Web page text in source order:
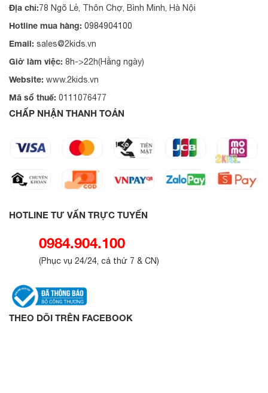
nước, ẩm thấp
Kết nối sản phẩm với nguồn điện ổn định, an toàn
Hình ảnh thực tế
Địa chỉ:78 Ngõ Lẻ, Thôn Chợ, Bình Minh, Hà Nội
Hotline mua hàng: 0984904100
Email: sales@2kids.vn
Giờ làm việc: 8h->22h(Hằng ngày)
Website: www.2kids.vn
Mã số thuế: 0111076477
CHẤP NHẬN THANH TOÁN
HOTLINE TƯ VẤN TRỰC TUYẾN
0984.904.100
(Phục vụ 24/24, cả thứ 7 & CN)
THEO DÕI TRÊN FACEBOOK